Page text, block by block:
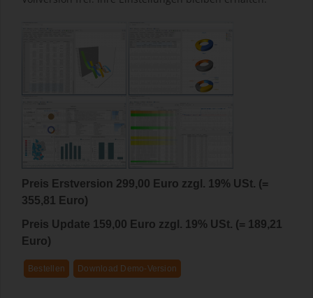
Preis Erstversion 299,00 Euro zzgl. 19% USt. (=
355,81 Euro)
Preis Update 159,00 Euro zzgl. 19% USt. (= 189,21
Euro)
Bestellen Download Demo-Version